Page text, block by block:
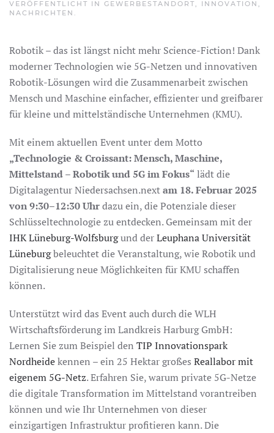
VERÖFFENTLICHT IN GEWERBESTANDORT, INNOVATION ,
NACHRICHTEN .
Robotik – das ist längst nicht mehr Science-Fiction! Dank
moderner Technologien wie 5G-Netzen und innovativen
Robotik-Lösungen wird die Zusammenarbeit zwischen
Mensch und Maschine einfacher, effizienter und greifbarer
für kleine und mittelständische Unternehmen (KMU).
Mit einem aktuellen Event unter dem Motto
„Technologie & Croissant: Mensch, Maschine,
Mittelstand – Robotik und 5G im Fokus“ lädt die
Digitalagentur Niedersachsen.nextam 18. Februar 2025
von 9:30–12:30 Uhrdazu ein, die Potenziale dieser
Schlüsseltechnologie zu entdecken. Gemeinsam mit der
IHK Lüneburg-Wolfsburgund derLeuphana Universität
Lüneburgbeleuchtet die Veranstaltung, wie Robotik und
Digitalisierung neue Möglichkeiten für KMU schaffen
können.
Unterstützt wird das Event auch durch die WLH
Wirtschaftsförderung im Landkreis Harburg GmbH:
Lernen Sie zum Beispiel den TIP Innovationspark
Nordheidekennen – ein 25 Hektar großes Reallabor mit
eigenem 5G-Netz. Erfahren Sie, warum private 5G-Netze
die digitale Transformation im Mittelstand vorantreiben
können und wie Ihr Unternehmen von dieser
einzigartigen Infrastruktur profitieren kann. Die